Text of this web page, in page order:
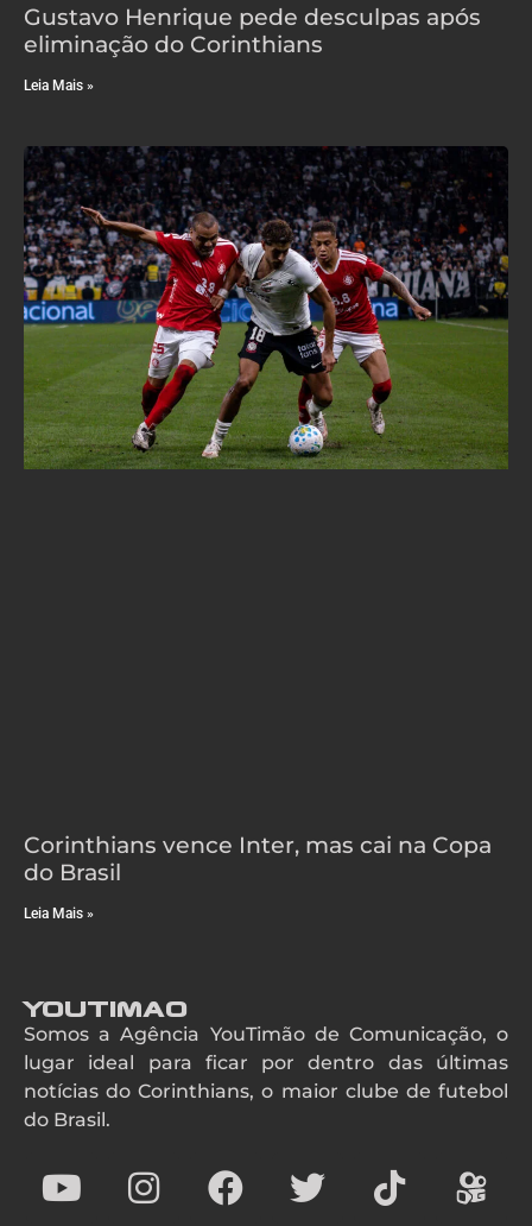
Gustavo Henrique pede desculpas após
eliminação do Corinthians
Leia Mais »
Corinthians vence Inter, mas cai na Copa
do Brasil
Leia Mais »
YouTimao
Somos a Agência YouTimão de Comunicação, o
lugar ideal para ficar por dentro das últimas
notícias do Corinthians, o maior clube de futebol
do Brasil.